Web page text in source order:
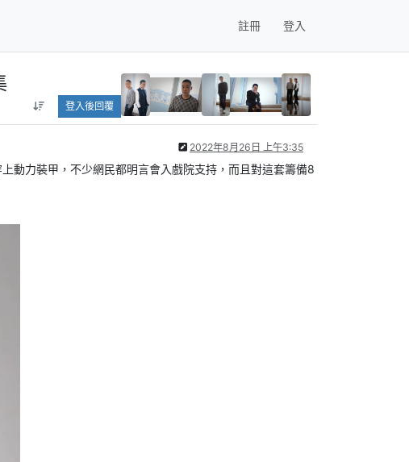
註冊 登入
登入後回覆
2022年8月26日 上午3:35
動力裝甲，不少網民都明言會入戲院支持，而且對這套籌備8